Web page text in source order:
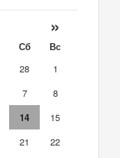
»
Сб
Вс
28
1
7
8
14
15
21
22